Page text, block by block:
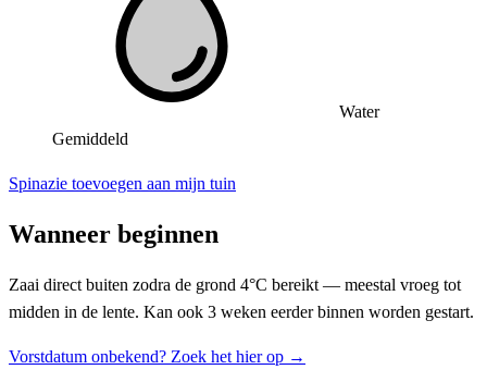
Water
Gemiddeld
Spinazie toevoegen aan mijn tuin
Wanneer beginnen
Zaai direct buiten zodra de grond 4°C bereikt — meestal vroeg tot
midden in de lente. Kan ook 3 weken eerder binnen worden gestart.
Vorstdatum onbekend? Zoek het hier op →